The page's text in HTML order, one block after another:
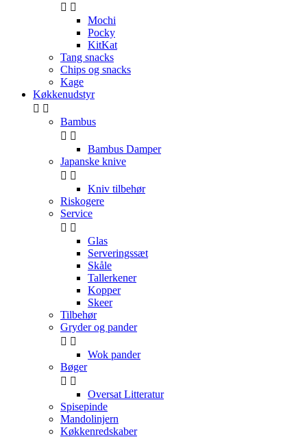
 
Mochi
Pocky
KitKat
Tang snacks
Chips og snacks
Kage
Køkkenudstyr
 
Bambus
 
Bambus Damper
Japanske knive
 
Kniv tilbehør
Riskogere
Service
 
Glas
Serveringssæt
Skåle
Tallerkener
Kopper
Skeer
Tilbehør
Gryder og pander
 
Wok pander
Bøger
 
Oversat Litteratur
Spisepinde
Mandolinjern
Køkkenredskaber